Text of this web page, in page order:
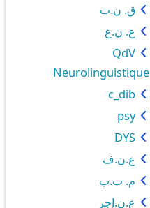
ق. ن.ت
ع. ن.ع
QdV
Neurolinguistique
c_dib
psy
DYS
ع.ن.ف
م. ت.ب
ع.ن.إجر